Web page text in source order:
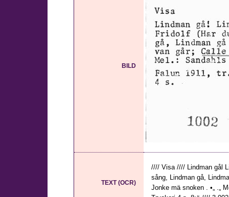
BILD
TEXT (OCR)
//// Visa //// Lindman gål
sång, Lindman gå,
Jonke mä snoken . •„ .„